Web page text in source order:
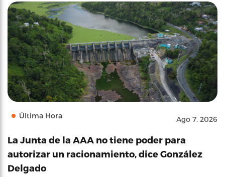
Última Hora Ago 7, 2026
La Junta de la AAA no tiene poder para
autorizar un racionamiento, dice González
Delgado